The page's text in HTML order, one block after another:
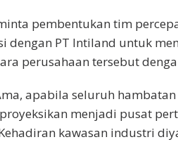
pembentukan tim
dengan PT Intiland untuk
perusahaan tersebut
apabila seluruh
menjadi pusat
kawasan industri